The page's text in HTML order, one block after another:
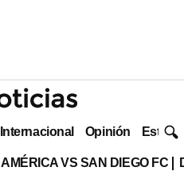
Internacional Opinión Estilo
AMÉRICA VS SAN DIEGO FC